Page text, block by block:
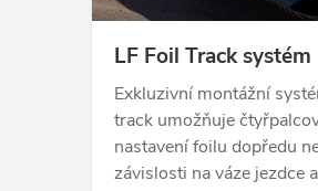
LF Foil Track systém
Exkluzivní montážní
track umožňuje
nastavení foilu dopředu
závislosti na váze jezdce